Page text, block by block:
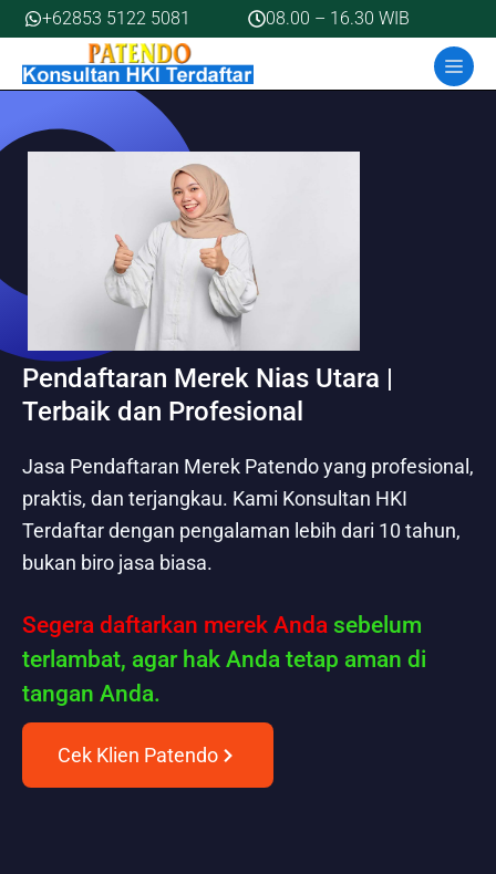
Skip
to
content
+62853 5122 5081 08.00 – 16.30 WIB
Pendaftaran Merek Nias Utara |
Terbaik dan Profesional
Jasa Pendaftaran Merek Patendo yang profesional,
praktis, dan terjangkau. Kami Konsultan HKI
Terdaftar dengan pengalaman lebih dari 10 tahun,
bukan biro jasa biasa.
Segera daftarkan merek Anda sebelum
terlambat, agar hak Anda tetap aman di
tangan Anda.
Cek Klien Patendo